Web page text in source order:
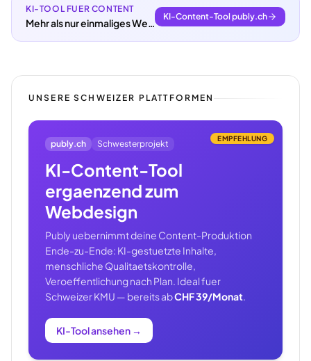
KI-TOOL FUER CONTENT
Mehr als nur einmaliges Webdesign.
KI-Content-Tool publy.ch
UNSERE SCHWEIZER PLATTFORMEN
EMPFEHLUNG
publy.ch Schwesterprojekt
KI-Content-Tool
ergaenzend zum
Webdesign
Publy uebernimmt deine Content-Produktion
Ende-zu-Ende: KI-gestuetzte Inhalte,
menschliche Qualitaetskontrolle,
Veroeffentlichung nach Plan. Ideal fuer
Schweizer KMU — bereits abCHF 39/Monat.
KI-Tool ansehen →